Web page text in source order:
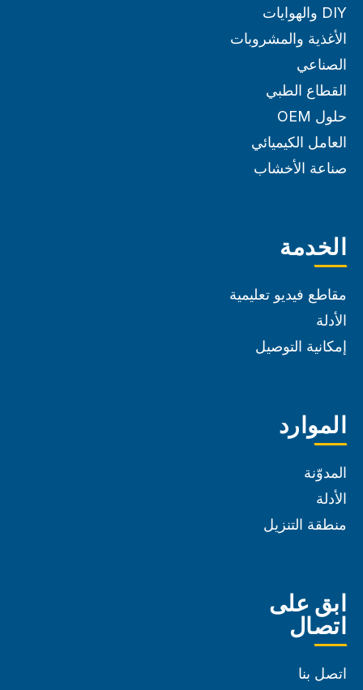
DIY والهوايات
الأغذية والمشروبات
الصناعي
القطاع الطبي
حلول OEM
العامل الكيميائي
صناعة الأخشاب
الخدمة
مقاطع فيديو تعليمية
الأدلة
إمكانية التوصيل
الموارد
المدوّنة
الأدلة
منطقة التنزيل
ابق على
اتصال
اتصل بنا